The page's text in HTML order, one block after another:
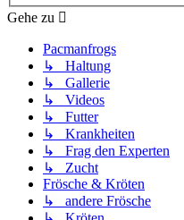
Gehe zu
Pacmanfrogs
↳ Haltung
↳ Gallerie
↳ Videos
↳ Futter
↳ Krankheiten
↳ Frag den Experten
↳ Zucht
Frösche & Kröten
↳ andere Frösche